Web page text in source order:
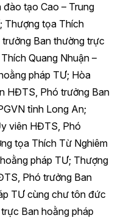
tạo Cao – Trung
Thượng tọa Thích
Ban thường trực
Quang Nhuận –
pháp TƯ; Hòa
HĐTS, Phó trưởng Ban
tỉnh Long An;
viên HĐTS, Phó
tọa Thích Từ Nghiêm
pháp TƯ; Thượng
Phó trưởng Ban
TƯ cùng chư tôn đức
Ban hoằng pháp